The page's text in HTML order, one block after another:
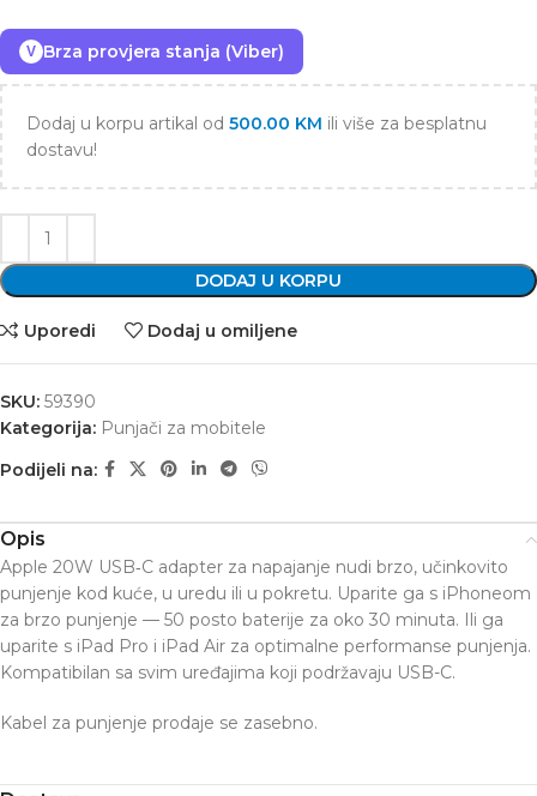
V Brza provjera stanja (Viber)
Dodaj u korpu artikal od 500.00 KM ili više za besplatnu
dostavu!
DODAJ U KORPU
Uporedi Dodaj u omiljene
SKU: 59390
Kategorija: Punjači za mobitele
Podijeli na:
Opis
Apple 20W USB‑C adapter za napajanje nudi brzo, učinkovito
punjenje kod kuće, u uredu ili u pokretu. Uparite ga s iPhoneom
za brzo punjenje — 50 posto baterije za oko 30 minuta. Ili ga
uparite s iPad Pro i iPad Air za optimalne performanse punjenja.
Kompatibilan sa svim uređajima koji podržavaju USB-C.
Kabel za punjenje prodaje se zasebno.